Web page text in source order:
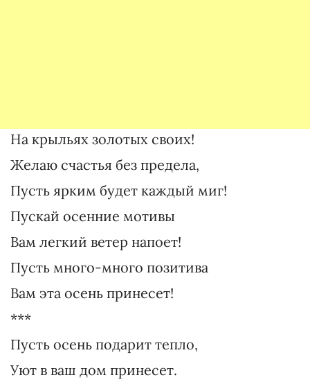
На крыльях золотых своих!
Желаю счастья без предела,
Пусть ярким будет каждый миг!
Пускай осенние мотивы
Вам легкий ветер напоет!
Пусть много-много позитива
Вам эта осень принесет!
***
Пусть осень подарит тепло,
Уют в ваш дом принесет.